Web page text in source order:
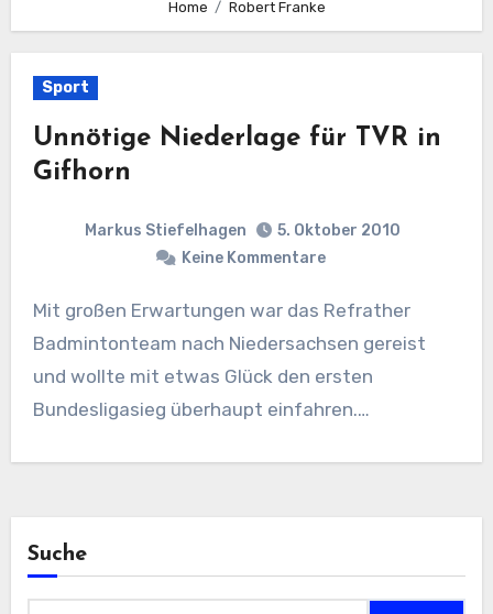
Home Robert Franke
Sport
Unnötige Niederlage für TVR in
Gifhorn
Markus Stiefelhagen
5. Oktober 2010
Keine Kommentare
Mit großen Erwartungen war das Refrather
Badmintonteam nach Niedersachsen gereist
und wollte mit etwas Glück den ersten
Bundesligasieg überhaupt einfahren.…
Suche